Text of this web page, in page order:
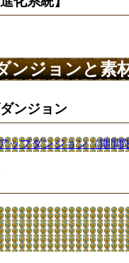
ンジョンと素
ンジョン
ップダンジョン（期間